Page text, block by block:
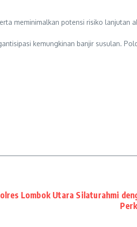
meminimalkan potensi risiko lanjutan
kemungkinan banjir susulan.
Lombok Utara Silaturahmi